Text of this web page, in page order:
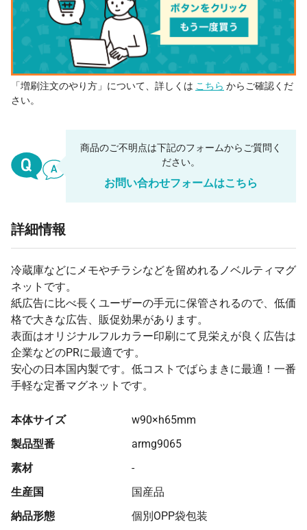
「増刷注文のやり方」について、詳しくは こちら からご確認くだ
さい。
商品のご不明点は下記のフォームからご質問く
ださい。
お問い合わせフォームはこちら
詳細情報
冷蔵庫などにメモやチラシなどを留めれるノベルティマグ
ネットです。
紙広告に比べ長くユーザーの手元に保管されるので、低価
格で大きな広告、販促効果があります。
表面はオリジナルフルカラー印刷にて見栄えが良く広告は
企業などのPRに最適です。
安心の日本国内製です。低コストでばらまきに最適！一番
手軽な定番マグネットです。
本体サイズ
w90×h65mm
製品型番
armg9065
素材
-
生産国
国産品
納品形態
個別OPP袋包装